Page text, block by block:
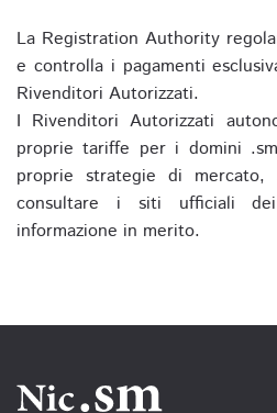
La Registration Authority
e controlla i pagamenti
Rivenditori Autorizzati.
I Rivenditori Autorizzati
proprie tariffe per i domini
proprie strategie di
consultare i siti ufficiali
informazione in merito.